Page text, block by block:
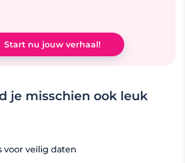
Start nu jouw verhaal!
je misschien ook leuk
voor veilig daten